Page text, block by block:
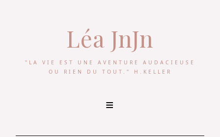
Léa JnJn
"LA VIE EST UNE AVENTURE AUDACIEUSE
OU RIEN DU TOUT." H.KELLER